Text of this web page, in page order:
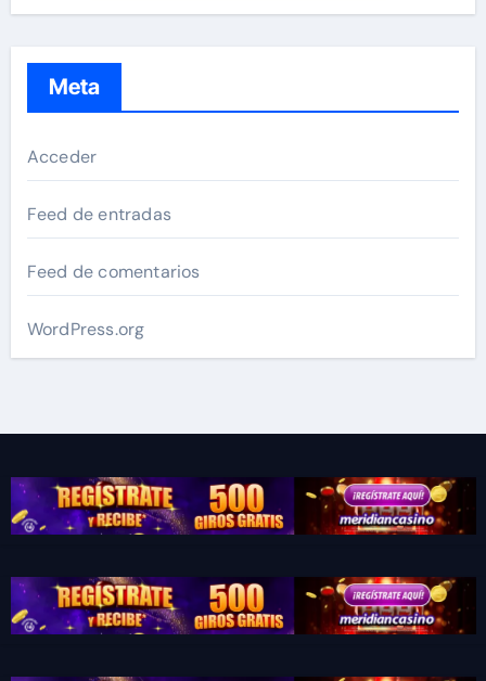
Meta
Acceder
Feed de entradas
Feed de comentarios
WordPress.org